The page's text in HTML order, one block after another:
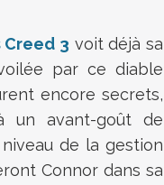
Creed 3 voit déjà sa
par ce diable
encore secrets,
un avant-goût de
de la gestion
Connor dans sa